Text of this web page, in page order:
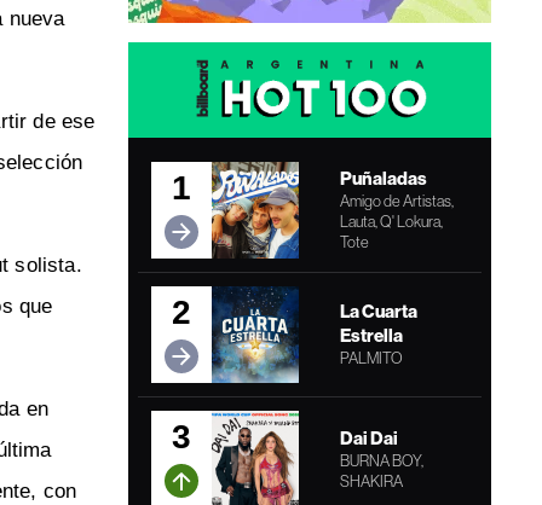
nueva
de ese
solista.
que
en
con
1 Puñaladas
Amigo de Artistas,
Lauta, Q' Lokura,
Tote
2
La Cuarta
Estrella
PALMITO
3 Dai Dai
BURNA BOY,
SHAKIRA